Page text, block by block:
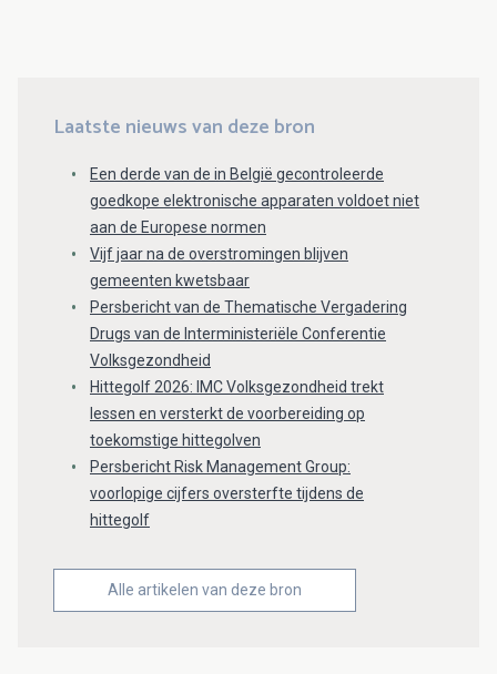
Laatste nieuws van deze bron
Een derde van de in België gecontroleerde
goedkope elektronische apparaten voldoet niet
aan de Europese normen
Vijf jaar na de overstromingen blijven
gemeenten kwetsbaar
Persbericht van de Thematische Vergadering
Drugs van de Interministeriële Conferentie
Volksgezondheid
Hittegolf 2026: IMC Volksgezondheid trekt
lessen en versterkt de voorbereiding op
toekomstige hittegolven
Persbericht Risk Management Group:
voorlopige cijfers oversterfte tijdens de
hittegolf
Alle artikelen van deze bron